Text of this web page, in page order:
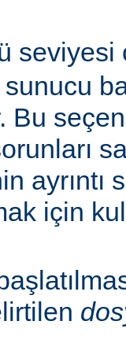
Bu
ayrıntı
için